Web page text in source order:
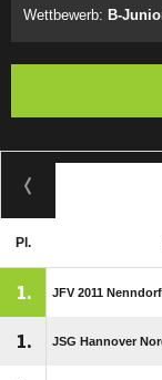
Wettbewerb: B-
Pl.
1. JFV 2011 Nenndorf
1. JSG Hannover